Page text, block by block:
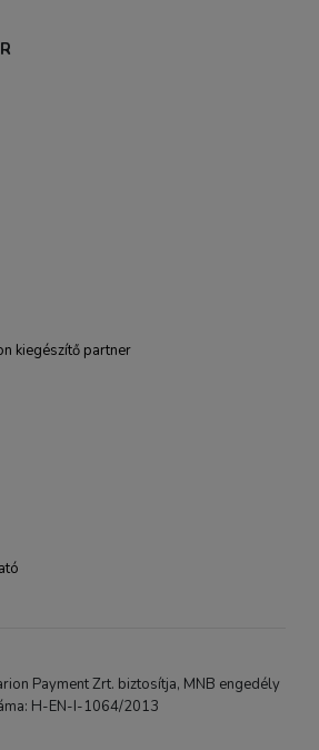
kiegészítő partner
Payment Zrt. biztosítja, MNB engedély
H-EN-I-1064/2013